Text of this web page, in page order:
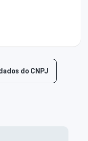
do CNPJ